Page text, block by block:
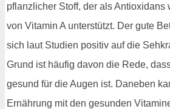
pflanzlicher Stoff, der als Antioxidans
von Vitamin A unterstützt. Der gute
sich laut Studien positiv auf die
Grund ist häufig davon die Rede,
gesund für die Augen ist. Daneben
Ernährung mit den gesunden